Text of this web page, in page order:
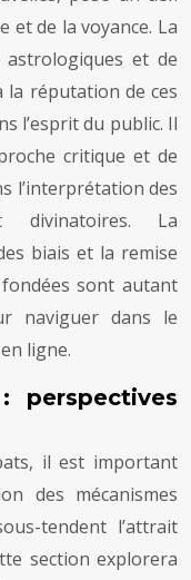
et de la voyance. La
et de
réputation de ces
l’esprit du public. Il
critique et de
l’interprétation des
divinatoires. La
biais et la remise
sont autant
naviguer dans le
ligne.
perspectives
il est important
des mécanismes
tendent l’attrait
section explorera